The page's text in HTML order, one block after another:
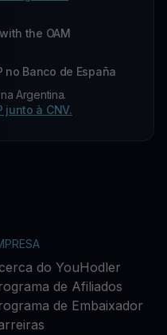
the OAM
no Banco de España
Argentina.
junto à CNV.
do YouHodler
de Afiliados
de Embaixador